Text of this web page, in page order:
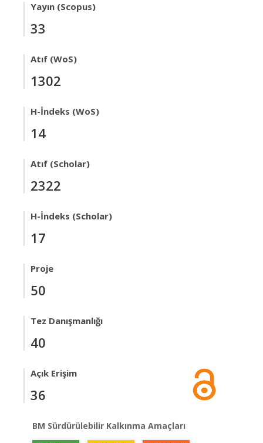
Yayın (Scopus)
33
Atıf (WoS)
1302
H-İndeks (WoS)
14
Atıf (Scholar)
2322
H-İndeks (Scholar)
17
Proje
50
Tez Danışmanlığı
40
Açık Erişim
36
BM Sürdürülebilir Kalkınma Amaçları